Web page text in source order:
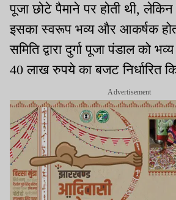
पूजा छोटे पैमाने पर होती थी,
इसका स्वरूप भव्य और आकर्षक
समिति द्वारा दुर्गा पूजा पंडाल को
40 लाख रुपये का बजट निर्धारित
Advertisement